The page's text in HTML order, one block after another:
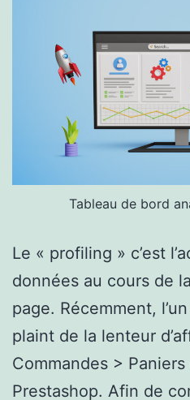
Tableau de bord
Le « profiling » c’est
données au cours de
page. Récemment,
plaint de la lenteur
Commandes >
Prestashop. Afin de